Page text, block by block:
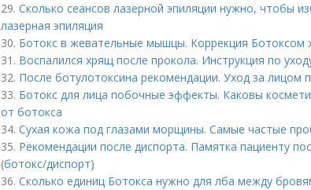
29. Сколько сеансов лазерной эпиляции нужно, чтобы
лазерная эпиляция
30. Ботокс в жевательные мышцы. Коррекция
31. Воспалился хрящ после прокола. Инструкция по
32. После ботулотоксина рекомендации. Уход за лицом
33. Ботокс для лица побочные эффекты. Каковы
от ботокса
34. Сухая кожа под глазами морщины. Самые частые
35. Рекомендации после диспорта. Памятка пациенту
(ботокс/диспорт)
36. Сколько единиц Ботокса нужно для лба между